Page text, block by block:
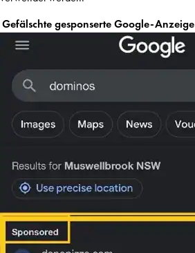
Gefälschte gesponserte Google-Anzeige